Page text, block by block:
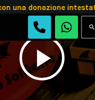
donazione intestata
search
play_arrow